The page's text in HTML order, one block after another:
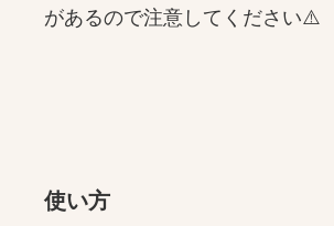
があるので注意してください⚠️
使い方